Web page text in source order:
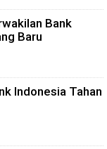
Bank
Baru
Indonesia Tahan